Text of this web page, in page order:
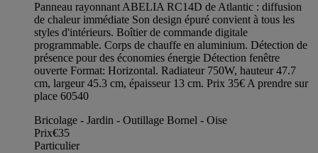
Panneau rayonnant ABELIA RC14D de Atlantic : diffusion
de chaleur immédiate Son design épuré convient à tous les
styles d'intérieurs. Boîtier de commande digitale
programmable. Corps de chauffe en aluminium. Détection de
présence pour des économies énergie Détection fenêtre
ouverte Format: Horizontal. Radiateur 750W, hauteur 47.7
cm, largeur 45.3 cm, épaisseur 13 cm. Prix 35€ A prendre sur
place 60540
Bricolage - Jardin - Outillage Bornel - Oise
Prix€35
Particulier